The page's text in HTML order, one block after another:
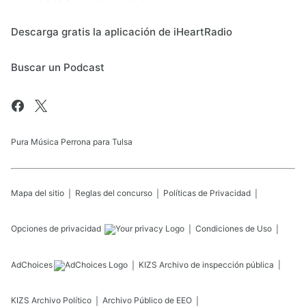
Descarga gratis la aplicación de iHeartRadio
Buscar un Podcast
Pura Música Perrona para Tulsa
Mapa del sitio Reglas del concurso Políticas de Privacidad
Opciones de privacidad Condiciones de Uso
AdChoices KIZS Archivo de inspección pública
KIZS Archivo Político Archivo Público de EEO